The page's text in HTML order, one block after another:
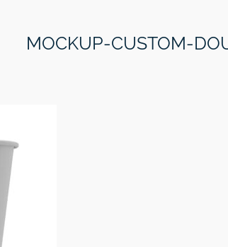
MOCKUP-CUSTOM-